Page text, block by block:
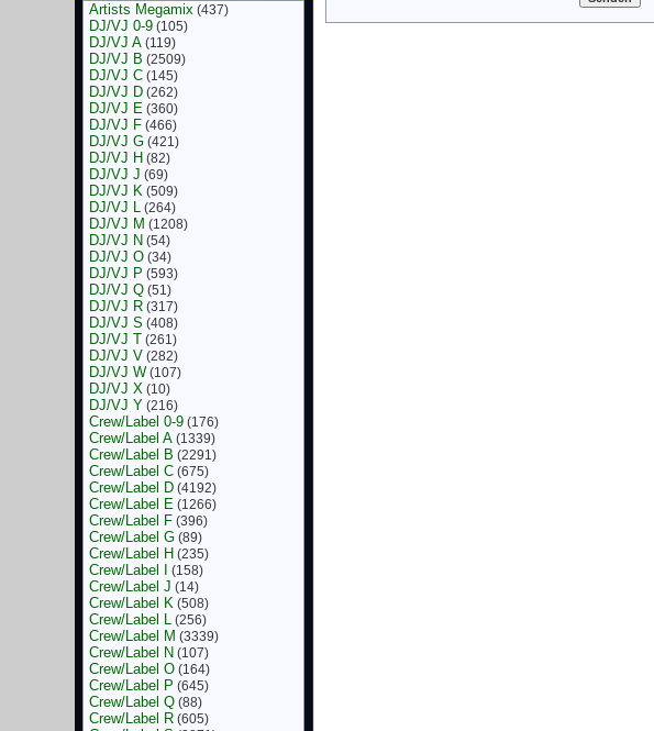
Artists Megamix(437)
DJ/VJ 0-9(105)
DJ/VJ A(119)
DJ/VJ B (2509)
DJ/VJ C(145)
DJ/VJ D(262)
DJ/VJ E(360)
DJ/VJ F(466)
DJ/VJ G(421)
DJ/VJ H (82)
DJ/VJ J (69)
DJ/VJ K(509)
DJ/VJ L(264)
DJ/VJ M (1208)
DJ/VJ N (54)
DJ/VJ O(34)
DJ/VJ P (593)
DJ/VJ Q(51)
DJ/VJ R(317)
DJ/VJ S (408)
DJ/VJ T (261)
DJ/VJ V (282)
DJ/VJ W(107)
DJ/VJ X(10)
DJ/VJ Y (216)
Crew/Label 0-9(176)
Crew/Label A(1339)
Crew/Label B (2291)
Crew/Label C(675)
Crew/Label D(4192)
Crew/Label E(1266)
Crew/Label F(396)
Crew/Label G(89)
Crew/Label H (235)
Crew/Label I (158)
Crew/Label J (14)
Crew/Label K(508)
Crew/Label L(256)
Crew/Label M (3339)
Crew/Label N (107)
Crew/Label O(164)
Crew/Label P (645)
Crew/Label Q(88)
Crew/Label R(605)